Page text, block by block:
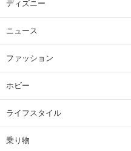
ディズニー
ニュース
ファッション
ホビー
ライフスタイル
乗り物